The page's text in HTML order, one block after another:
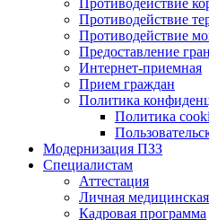
Противодействие
Противодействие
Предоставление
Интернет-приемная
Прием граждан
Политика
Политика
Модернизация ПЗЗ
Специалистам
Аттестация
Личная
Кадровая программа